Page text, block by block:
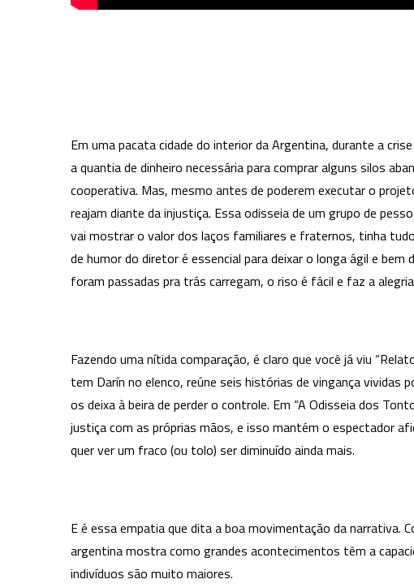
Em uma pacata cidade do interior da Argentina, durante a
a quantia de dinheiro necessária para comprar alguns silos
cooperativa. Mas, mesmo antes de poderem executar o
reajam diante da injustiça. Essa odisseia de um grupo de
vai mostrar o valor dos laços familiares e fraternos, tinha
de humor do diretor é essencial para deixar o longa ágil e
foram passadas pra trás carregam, o riso é fácil e faz a
Fazendo uma nítida comparação, é claro que você já viu
tem Darín no elenco, reúne seis histórias de vingança
os deixa à beira de perder o controle. Em “A Odisseia dos
justiça com as próprias mãos, e isso mantém o espectador
quer ver um fraco (ou tolo) ser diminuído ainda mais.
E é essa empatia que dita a boa movimentação da narrativa.
argentina mostra como grandes acontecimentos têm a
indivíduos são muito maiores.